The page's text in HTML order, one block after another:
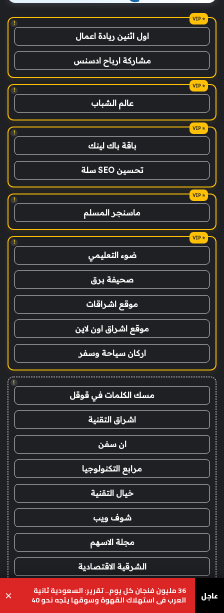
!
اول اثنين ريادة اعمال
مشاركة ارباح ادسنس
!
عالم الشباب
!
باقة باك لينك
تحسين SEO سلة
!
ماسنجر المسلم
!
ضوء التعليمي
صحيفة برق
موقع اشراقات
موقع اشراق اون لاين
اركان سياحة وسفر
!
مسك الكلمات في قوقل
اشراق التقنية
ان سفن
مرابع التكنولوجيا
خيال التقنية
شوف ويب
مجلة الاسهم
الشرقية الاقتصادية
عالم الايفون عاجل 36 مليون فنجان كل يوم.. تقرير: السعودية ثانية
العرب في استهلاك القهوة وسوقها يتجه نحو 40 ×